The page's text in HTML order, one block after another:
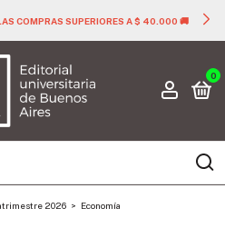
COMPRAS SUPERIORES A $ 40.000 🚚
0
2026 > Economía